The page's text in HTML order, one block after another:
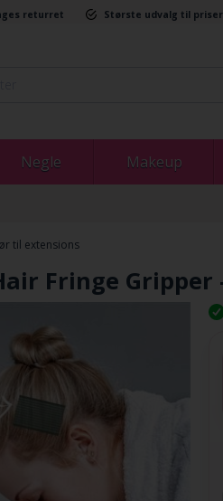
returret Største udvalg til priser
Negle Makeup
til extensions
Fringe